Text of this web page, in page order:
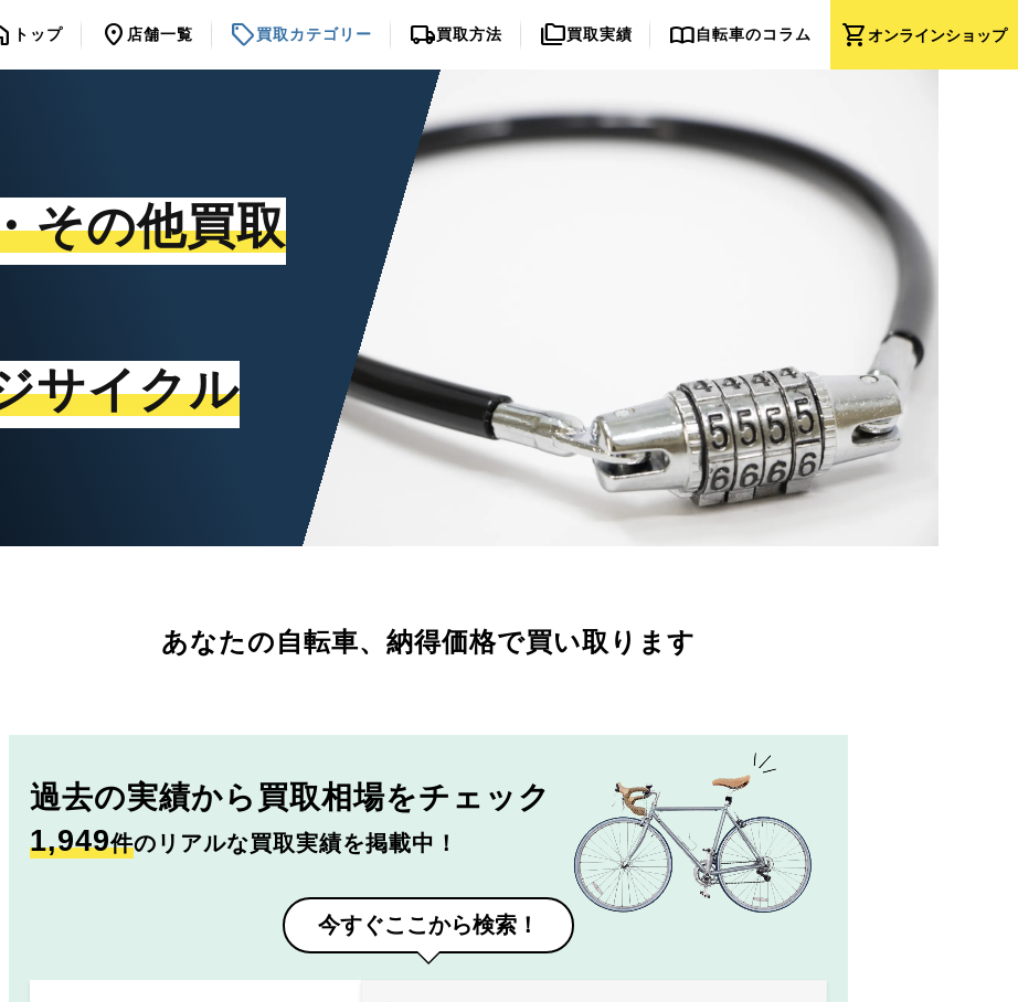
shopping_cartオンラインショップ
トップ location_on 店舗一覧 sell買取カテゴリー local_shipping買取方法 folder_copy買取実績 import_contacts自転車のコラム
その他買取
サイクル
あなたの自転車、 納得価格で買い取ります
過去の実績から 買取相場をチェック
1,949件のリアルな買取実績を掲載中！
今すぐここから検索！